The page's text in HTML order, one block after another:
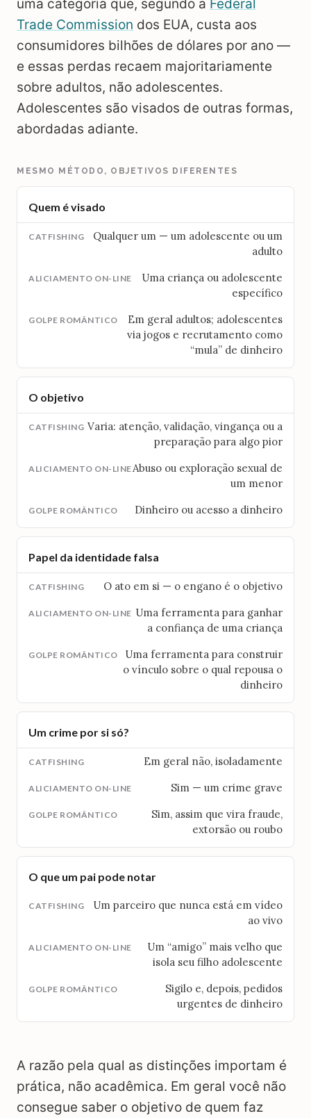
uma categoria que, segundo a Federal
Trade Commission dos EUA, custa aos
consumidores bilhões de dólares por ano —
e essas perdas recaem majoritariamente
sobre adultos, não adolescentes.
Adolescentes são visados de outras formas,
abordadas adiante.
MESMO MÉTODO, OBJETIVOS DIFERENTES
Quem é visado
Qualquer um — um adolescente ou um
adulto
Uma criança ou adolescente
específico
Em geral adultos; adolescentes
via jogos e recrutamento como
“mula” de dinheiro
O objetivo
Varia: atenção, validação, vingança ou a
preparação para algo pior
Abuso ou exploração sexual de
um menor
Dinheiro ou acesso a dinheiro
Papel da identidade falsa
O ato em si — o engano é o objetivo
Uma ferramenta para ganhar
a confiança de uma criança
Uma ferramenta para construir
o vínculo sobre o qual repousa o
dinheiro
Um crime por si só?
Em geral não, isoladamente
Sim — um crime grave
Sim, assim que vira fraude,
extorsão ou roubo
O que um pai pode notar
Um parceiro que nunca está em vídeo
ao vivo
Um “amigo” mais velho que
isola seu filho adolescente
Sigilo e, depois, pedidos
urgentes de dinheiro
A razão pela qual as distinções importam é
prática, não acadêmica. Em geral você não
consegue saber o objetivo de quem faz